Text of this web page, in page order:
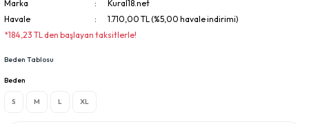
Marka
Kural18.net
Havale
1.710,00 TL (%5,00 havale indirimi)
*184,23 TL den başlayan taksitlerle!
Beden Tablosu
Beden
S M L XL